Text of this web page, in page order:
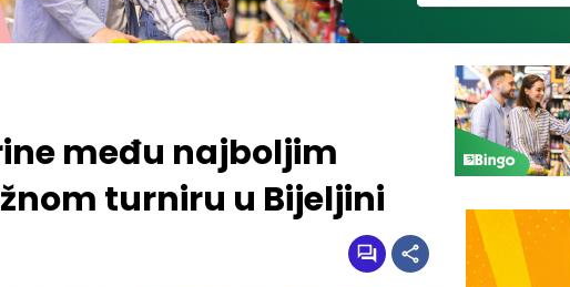
među najboljim
turniru u Bijeljini